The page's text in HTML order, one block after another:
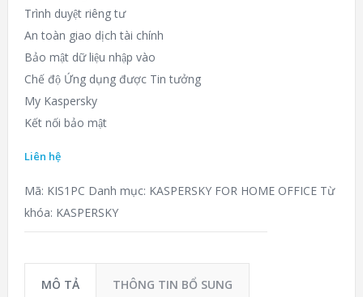
Trình duyệt riêng tư
An toàn giao dịch tài chính
Bảo mật dữ liệu nhập vào
Chế độ Ứng dụng được Tin tưởng
My Kaspersky
Kết nối bảo mật
Liên hệ
Mã: KIS1PC Danh mục: KASPERSKY FOR HOME OFFICE Từ
khóa: KASPERSKY
MÔ TẢ THÔNG TIN BỔ SUNG